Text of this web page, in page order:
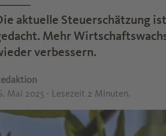
aktuelle Steuerschätzung
Mehr
verbessern.
Mai 2025 · Lesezeit 2 Minuten.